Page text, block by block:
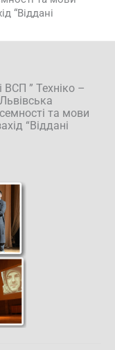
“Віддані
ВСП ” Техніко –
та мови
“Віддані